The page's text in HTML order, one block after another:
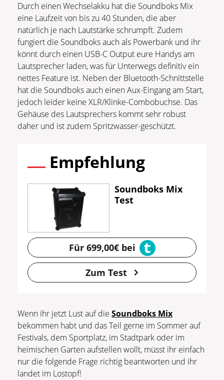
Durch einen Wechselakku hat die Soundboks Mix
eine Laufzeit von bis zu 40 Stunden, die aber
natürlich je nach Lautstärke schrumpft. Zudem
fungiert die Soundboks auch als Powerbank und ihr
könnt durch einen USB-C Output eure Handys am
Lautsprecher laden, was für Unterwegs definitiv ein
nettes Feature ist. Neben der Bluetooth-Schnittstelle
hat die Soundboks auch einen Aux-Eingang am Start,
jedoch leider keine XLR/Klinke-Combobuchse. Das
Gehäuse des Lautsprechers kommt sehr robust
daher und ist zudem Spritzwasser-geschützt.
Empfehlung
Soundboks Mix
Test
Für 699,00€ bei
Zum Test
Wenn ihr jetzt Lust auf die Soundboks Mix
bekommen habt und das Teil gerne im Sommer auf
Festivals, dem Sportplatz, im Stadtpark oder im
heimischen Garten aufstellen wollt, müsst ihr einfach
nur die folgende Frage richtig beantworten und ihr
landet im Lostopf!